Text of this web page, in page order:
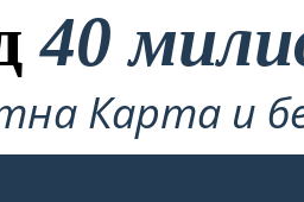
40
Карта и